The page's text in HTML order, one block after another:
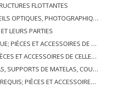
FLOTTANTES
DE MESURE, DE CONTRÔLE, DE MÉDECINE OU DE CHIRURGIE; PIÈCES ET ACCESSOIRES
LEURS PARTIES
ET ACCESSOIRES DE TELS ARTICLES
ET ACCESSOIRES DE CELLES-CI
RACCORDS D'ÉCLAIRAGE, N.E.C .; SIGNES LUMINEUSES, PLAQUES DE NOMS LUMINEUSES ET SIMILAIRES; BÂTIMENTS PRÉFABRIQUÉS
PIÈCES ET ACCESSOIRES DE CELLES-CI